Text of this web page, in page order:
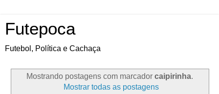
Futepoca
Futebol, Política e Cachaça
Mostrando postagens com marcador caipirinha.
Mostrar todas as postagens